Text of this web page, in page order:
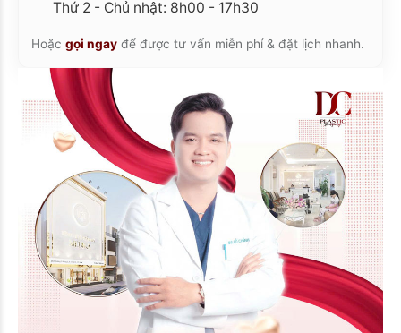
Thứ 2 - Chủ nhật: 8h00 - 17h30
Hoặc gọi ngay để được tư vấn miễn phí & đặt lịch nhanh.